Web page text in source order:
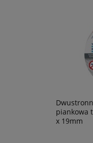
piankowa
x 19mm